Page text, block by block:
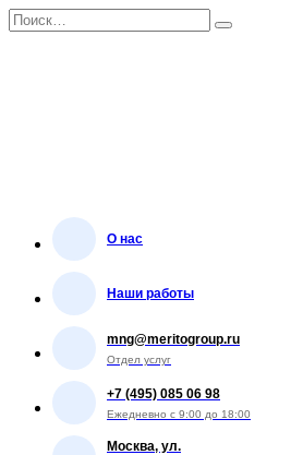
Перейти
к
Search
for:
О нас
Наши работы
mng@meritogroup.ru
Отдел услуг
+7 (495) 085 06 98
Ежедневно с 9:00 до 18:00
Москва, ул.